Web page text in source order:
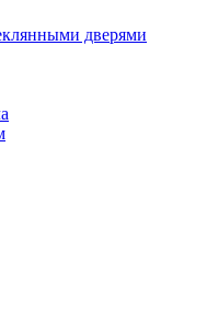
дверями